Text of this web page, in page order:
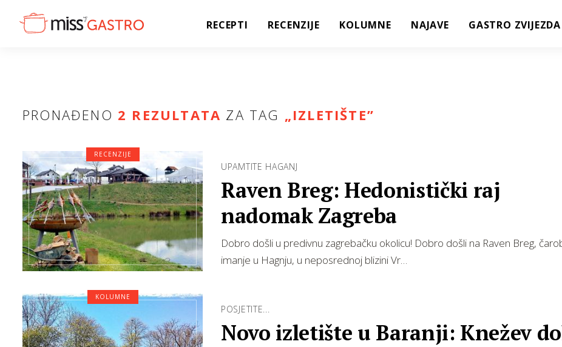
RECEPTI RECENZIJE KOLUMNE NAJAVE GASTRO ZVIJEZDA
PRONAĐENO 2 REZULTATA ZA TAG „IZLETIŠTE”
UPAMTITE HAGANJ
Raven Breg: Hedonistički raj
nadomak Zagreba
Dobro došli u predivnu zagrebačku okolicu! Dobro došli na Raven Breg,
imanje u Hagnju, u neposrednoj blizini Vr…
RECENZIJE
POSJETITE...
Novo izletište u Baranji: Knežev
KOLUMNE